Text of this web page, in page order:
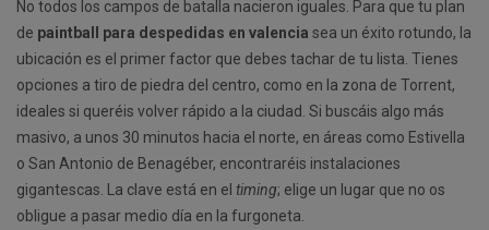
No todos los campos de batalla nacieron iguales. Para que tu plan
de paintball para despedidas en valencia sea un éxito rotundo, la
ubicación es el primer factor que debes tachar de tu lista. Tienes
opciones a tiro de piedra del centro, como en la zona de Torrent,
ideales si queréis volver rápido a la ciudad. Si buscáis algo más
masivo, a unos 30 minutos hacia el norte, en áreas como Estivella
o San Antonio de Benagéber, encontraréis instalaciones
gigantescas. La clave está en el timing; elige un lugar que no os
obligue a pasar medio día en la furgoneta.